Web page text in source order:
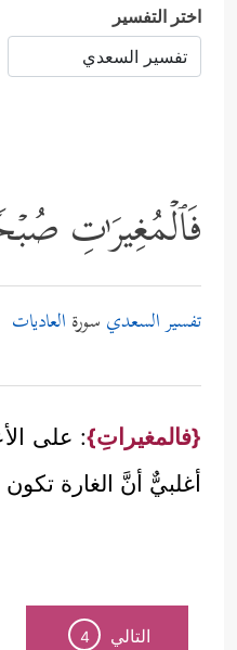
اختر التفسير
فَٱلۡمُغِیرَ ٰ⁠تِ
تفسير السعدي سورة العاديات
{فالمغيراتِ}: على
أغلبيٌّ أنَّ الغارة
التالي 4